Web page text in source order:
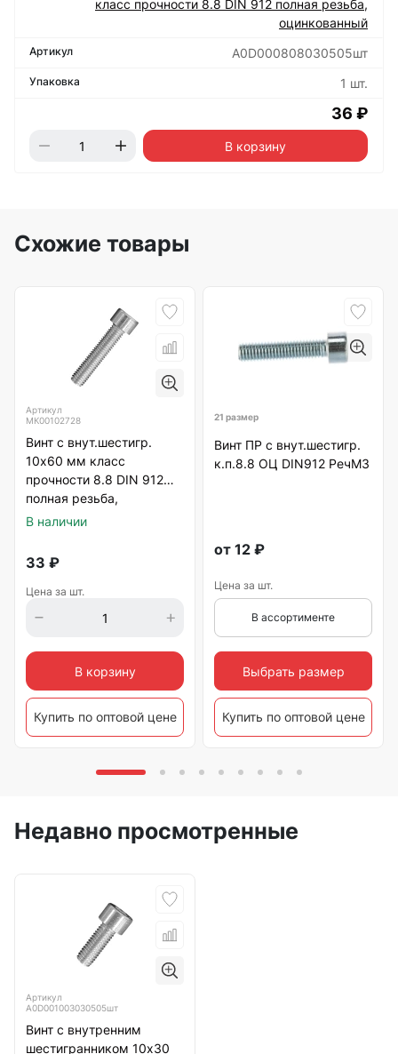
класс прочности 8.8 DIN 912 полная резьба,
оцинкованный
А0D000808030505шт
1 шт.
36 ₽
В корзину
Схожие товары
Артикул
МК00102728
Винт с внут.шестигр.
10х60 мм класс
прочности 8.8 DIN 912
полная резьба,
оцинкованный
В наличии
33 ₽
Цена за шт.
В корзину
Купить по оптовой цене
21 размер
Винт ПР с внут.шестигр.
к.п.8.8 ОЦ DIN912 РечМЗ
от 12 ₽
Цена за шт.
В ассортименте
Выбрать размер
Купить по оптовой цене
Недавно просмотренные
Артикул
А0D001003030505шт
Винт с внутренним
шестигранником 10х30